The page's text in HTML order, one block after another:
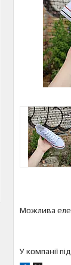
У компанії